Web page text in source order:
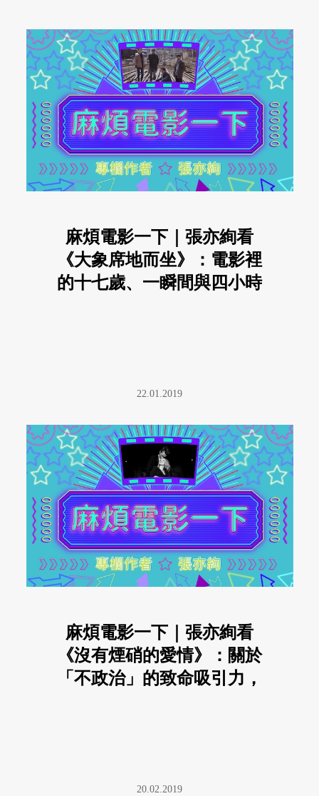
麻煩電影一下｜張亦絢看
《大象席地而坐》：電影裡
的十七歲、一瞬間與四小時
22.01.2019
麻煩電影一下｜張亦絢看
《沒有煙硝的愛情》：關於
「不政治」的致命吸引力，
20.02.2019